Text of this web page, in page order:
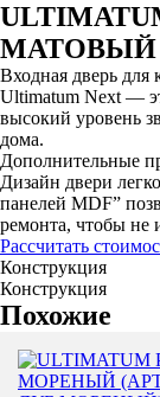
МАТОВЫЙ
Входная дверь для
Ultimatum Next —
высокий уровень
дома.
Дополнительные
Дизайн двери
панелей MDF”
ремонта, чтобы не
Рассчитать
Конструкция
Конструкция
Похожие